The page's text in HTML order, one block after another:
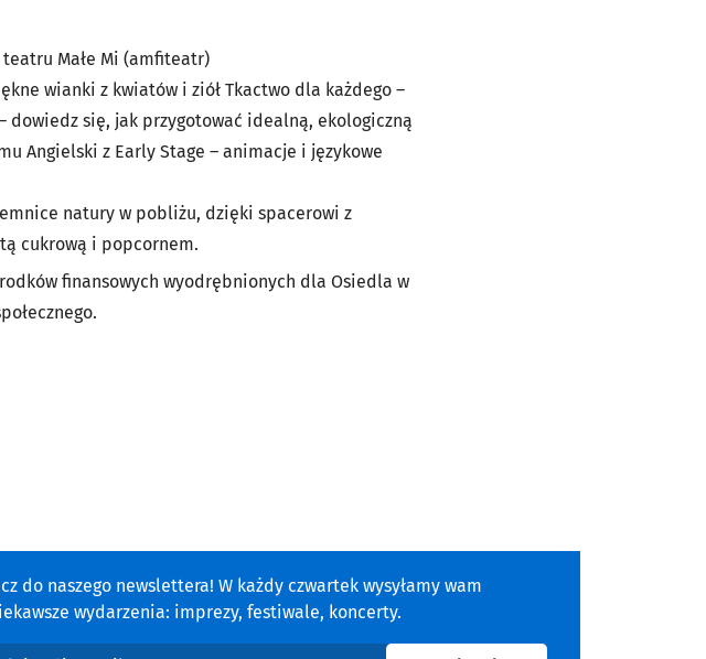
Małe Mi (amfiteatr)
wianki z kwiatów i ziół Tkactwo dla każdego –
dowiedz się, jak przygotować idealną, ekologiczną
Angielski z Early Stage – animacje i językowe
natury w pobliżu, dzięki spacerowi z
cukrową i popcornem.
finansowych wyodrębnionych dla Osiedla w
do naszego newslettera! W każdy czwartek wysyłamy wam
wydarzenia: imprezy, festiwale, koncerty.